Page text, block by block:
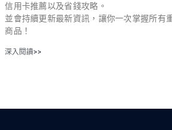
信用卡推薦以及省錢攻略。
並會持續更新最新資訊，讓你一次掌握所有
商品！
深入閱讀>>